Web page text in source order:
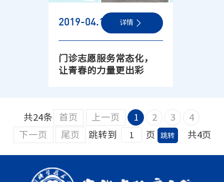
2019-04.11
门诊志愿服务常态化，
让青春的力量更出彩
详情
共24条 首页 上一页 1 2 3
4
下一页
尾页 跳转到 页 共4页